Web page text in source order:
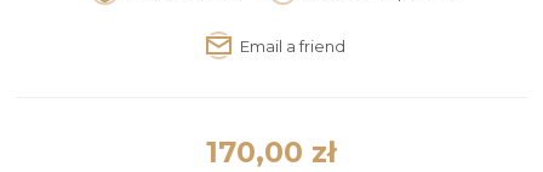
170,00 zł